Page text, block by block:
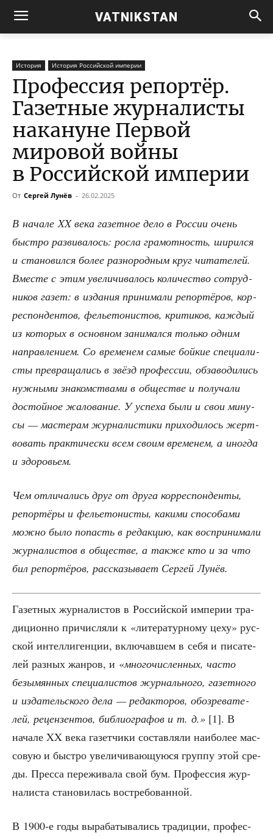
VATNIKSTAN
История История Российской империи
Профессия репортёр.
Газетные журналисты
накануне Первой
мировой войны
в Российской империи
От Сергей Лунёв - 26.02.2025
В нача­ле XX века газет­ное дело в Рос­сии очень
быст­ро раз­ви­ва­лось: рос­ла гра­мот­ность, ширил­ся
и ста­но­вил­ся более раз­но­род­ным круг чита­те­лей.
Вме­сте с этим уве­ли­чи­ва­лось коли­че­ство сотруд­
ни­ков газет: в изда­ния при­ни­ма­ли репор­тё­ров, кор­
ре­спон­ден­тов, фелье­то­ни­стов, кри­ти­ков, каж­дый
из кото­рых в основ­ном зани­мал­ся толь­ко одним
направ­ле­ни­ем. Со вре­ме­нем самые бой­кие спе­ци­а­ли­
сты пре­вра­ща­лись в звёзд про­фес­сии, обза­во­ди­лись
нуж­ны­ми зна­ком­ства­ми в обще­стве и полу­ча­ли
достой­ное жало­ва­ние. У успе­ха были и свои мину­
сы — масте­рам жур­на­ли­сти­ки при­хо­ди­лось жерт­
во­вать прак­ти­че­ски всем сво­им вре­ме­нем, а ино­гда
и здоровьем.
Чем отли­ча­лись друг от дру­га кор­ре­спон­ден­ты,
репор­тё­ры и фелье­то­ни­сты, каки­ми спо­со­ба­ми
мож­но было попасть в редак­цию, как вос­при­ни­ма­ли
жур­на­ли­стов в обще­стве, а так­же кто и за что
бил репор­тё­ров, рас­ска­зы­ва­ет Сер­гей Лунёв.
Газет­ных жур­на­ли­стов в Рос­сий­ской импе­рии тра­
ди­ци­он­но при­чис­ля­ли к «лите­ра­тур­но­му цеху» рус­
ской интел­ли­ген­ции, вклю­чав­шем в себя и писа­те­
лей раз­ных жан­ров, и «мно­го­чис­лен­ных, часто
безы­мян­ных спе­ци­а­ли­стов жур­наль­но­го, газет­но­го
и изда­тель­ско­го дела — редак­то­ров, обо­зре­ва­те­
лей, рецен­зен­тов, биб­лио­гра­фов и т. д.» [1]. В
нача­ле XX века газет­чи­ки состав­ля­ли наи­бо­лее мас­
со­вую и быст­ро уве­ли­чи­ва­ю­щу­ю­ся груп­пу этой сре­
ды. Прес­са пере­жи­ва­ла свой бум. Про­фес­сия жур­
на­ли­ста ста­но­ви­лась востребованной.
В 1900‑е годы выра­ба­ты­ва­лись тра­ди­ции, про­фес­